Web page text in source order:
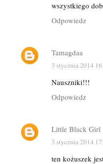
wszystkiego
Odpowiedz
Tamagdaa
3 stycznia 2014
Nauszniki!!!
Odpowiedz
Little Black Girl
3 stycznia 2014
ten kożuszek